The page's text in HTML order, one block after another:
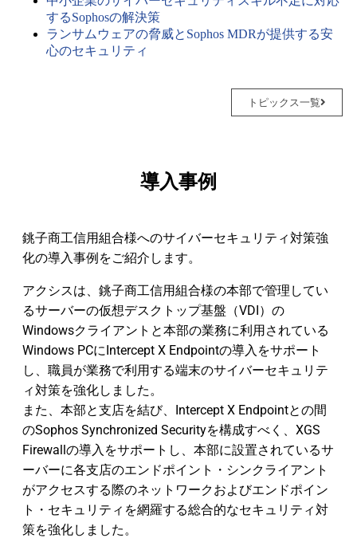
するSophosの解決策
ランサムウェアの脅威とSophos MDRが提供する安
心のセキュリティ
トピックス一覧
導入事例
銚子商工信用組合様へのサイバーセキュリティ対策強
化の導入事例をご紹介します。
アクシスは、銚子商工信用組合様の本部で管理してい
るサーバーの仮想デスクトップ基盤（VDI）の
Windowsクライアントと本部の業務に利用されている
Windows PCにIntercept X Endpointの導入をサポート
し、職員が業務で利用する端末のサイバーセキュリテ
ィ対策を強化しました。
また、本部と支店を結び、Intercept X Endpointとの間
のSophos Synchronized Securityを構成すべく、XGS
Firewallの導入をサポートし、本部に設置されているサ
ーバーに各支店のエンドポイント・シンクライアント
がアクセスする際のネットワークおよびエンドポイン
ト・セキュリティを網羅する総合的なセキュリティ対
策を強化しました。